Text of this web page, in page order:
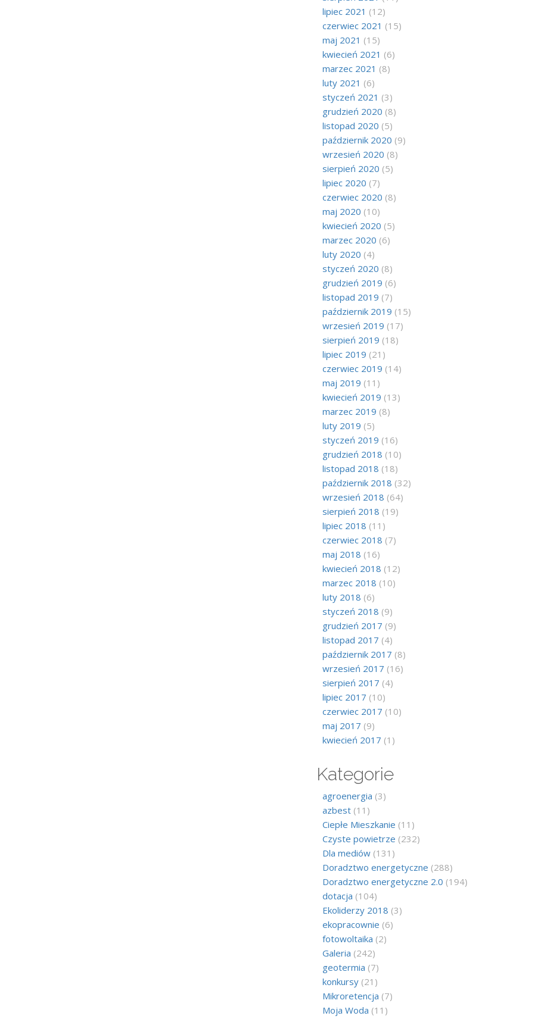
lipiec 2021 (12)
czerwiec 2021 (15)
maj 2021 (15)
kwiecień 2021 (6)
marzec 2021 (8)
luty 2021 (6)
styczeń 2021 (3)
grudzień 2020 (8)
listopad 2020 (5)
październik 2020 (9)
wrzesień 2020 (8)
sierpień 2020 (5)
lipiec 2020 (7)
czerwiec 2020 (8)
maj 2020 (10)
kwiecień 2020 (5)
marzec 2020 (6)
luty 2020 (4)
styczeń 2020 (8)
grudzień 2019 (6)
listopad 2019 (7)
październik 2019 (15)
wrzesień 2019 (17)
sierpień 2019 (18)
lipiec 2019 (21)
czerwiec 2019 (14)
maj 2019 (11)
kwiecień 2019 (13)
marzec 2019 (8)
luty 2019 (5)
styczeń 2019 (16)
grudzień 2018 (10)
listopad 2018 (18)
październik 2018 (32)
wrzesień 2018 (64)
sierpień 2018 (19)
lipiec 2018 (11)
czerwiec 2018 (7)
maj 2018 (16)
kwiecień 2018 (12)
marzec 2018 (10)
luty 2018 (6)
styczeń 2018 (9)
grudzień 2017 (9)
listopad 2017 (4)
październik 2017 (8)
wrzesień 2017 (16)
sierpień 2017 (4)
lipiec 2017 (10)
czerwiec 2017 (10)
maj 2017 (9)
kwiecień 2017 (1)
Kategorie
agroenergia (3)
azbest(11)
Ciepłe Mieszkanie (11)
Czyste powietrze (232)
Dla mediów(131)
Doradztwo energetyczne (288)
Doradztwo energetyczne 2.0 (194)
dotacja (104)
Ekoliderzy 2018 (3)
ekopracownie (6)
fotowoltaika (2)
Galeria (242)
geotermia (7)
konkursy(21)
Mikroretencja (7)
Moja Woda (11)